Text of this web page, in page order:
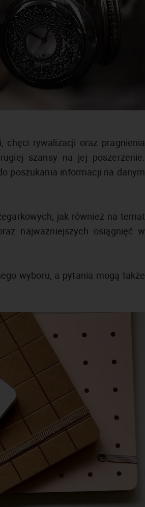
chęci rywalizacji oraz pragnienia
szansy na jej poszerzenie.
poszukania informacji na danym
jak również na temat
najważniejszych osiągnięć w
wyboru, a pytania mogą także